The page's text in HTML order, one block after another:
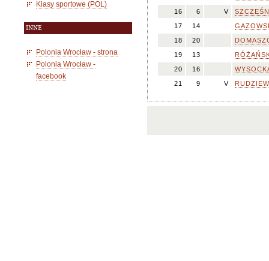
Klasy sportowe (POL)
INNE
Polonia Wrocław - strona
Polonia Wrocław -
facebook
16
6 V
17
14
18
20
19
13
20
16
21
9 V